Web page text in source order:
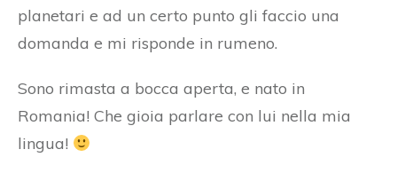
planetari e ad un certo punto gli faccio una
domanda e mi risponde in rumeno.
Sono rimasta a bocca aperta, e nato in
Romania! Che gioia parlare con lui nella mia
lingua!